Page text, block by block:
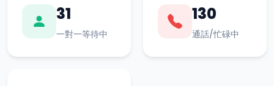
31
一對一等待中
130
通話/忙碌中